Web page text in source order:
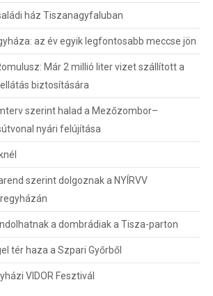
ház Tiszanagyfaluban
az év egyik legfontosabb meccse jön
Már 2 millió liter vizet szállított a
biztosítására
szerint halad a Mezőzombor–
nyári felújítása
szerint dolgoznak a NYÍRVV
a dombrádiak a Tisza-parton
tér haza a Szpari Győrből
VIDOR Fesztivál